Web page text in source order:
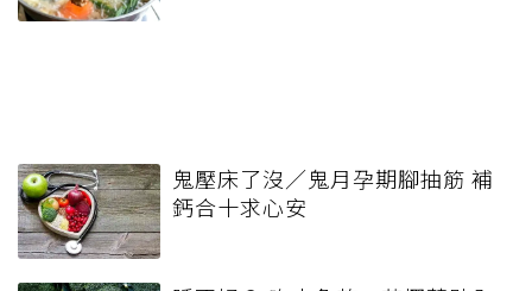
鬼壓床了沒／鬼月孕期腳抽筋 補
鈣合十求心安